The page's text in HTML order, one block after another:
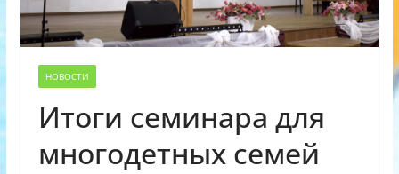
НОВОСТИ
Итоги семинара для
многодетных семей